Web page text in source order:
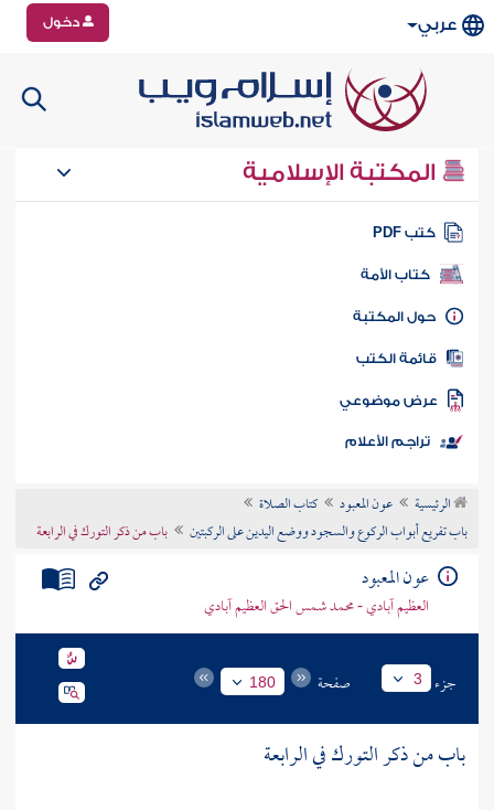
عربي دخول
المكتبة الإسلامية
كتب PDF
كتاب الأمة
المكتبة
الكتب
موضوعي
تراجم الأعلام
الرئيسية عون المعبود
كتاب الصلاة
باب تفريع أبواب الركوع والسجود ووضع اليدين على الركبتين
باب من ذكر التورك في الرابعة
عون المعبود
العظيم آبادي - محمد شمس الحق العظيم آبادي
جزء 3 صفحة 180
باب من ذكر التورك في الرابعة